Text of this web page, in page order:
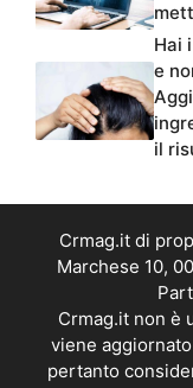
Hai
e
il
Crmag.it di
Marchese 10,
Crmag.it non è
viene
pertanto